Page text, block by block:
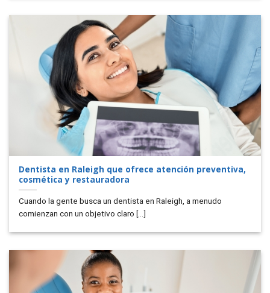
Dentista en Raleigh que ofrece atención preventiva,
cosmética y restauradora
Cuando la gente busca un dentista en Raleigh, a menudo
comienzan con un objetivo claro [...]